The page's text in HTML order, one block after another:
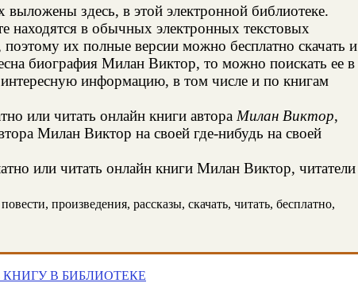
выложены здесь, в этой электронной библиотеке.
находятся в обычных электронных текстовых
их полные версии можно бесплатно скачать и
биография Милан Виктор, то можно поискать ее в
информацию, в том числе и по книгам
или читать онлайн книги автора Милан Виктор,
Милан Виктор на своей где-нибудь на своей
или читать онлайн книги Милан Виктор, читатели
произведения, рассказы, скачать, читать, бесплатно,
КНИГУ В БИБЛИОТЕКЕ